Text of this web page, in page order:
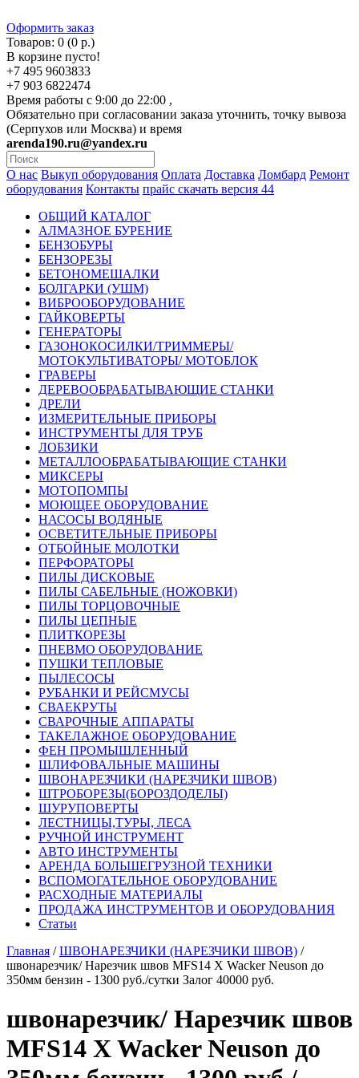
Оформить заказ
Товаров: 0 (0 р.)
В корзине пусто!
+7 495 9603833
+7 903 6822474
Время работы с 9:00 до 22:00 ,
Обязательно при согласовании заказа уточнить, точку вывоза
(Серпухов или Москва) и время
arenda190.ru@yandex.ru
О нас Выкуп оборудования Оплата Доставка Ломбард Ремонт
оборудования Контакты прайс скачать версия 44
ОБЩИЙ КАТАЛОГ
АЛМАЗНОЕ БУРЕНИЕ
БЕНЗОБУРЫ
БЕНЗОРЕЗЫ
БЕТОНОМЕШАЛКИ
БОЛГАРКИ (УШМ)
ВИБРООБОРУДОВАНИЕ
ГАЙКОВЕРТЫ
ГЕНЕРАТОРЫ
ГАЗОНОКОСИЛКИ/ТРИММЕРЫ/
МОТОКУЛЬТИВАТОРЫ/ МОТОБЛОК
ГРАВЕРЫ
ДЕРЕВООБРАБАТЫВАЮЩИЕ СТАНКИ
ДРЕЛИ
ИЗМЕРИТЕЛЬНЫЕ ПРИБОРЫ
ИНСТРУМЕНТЫ ДЛЯ ТРУБ
ЛОБЗИКИ
МЕТАЛЛООБРАБАТЫВАЮЩИЕ СТАНКИ
МИКСЕРЫ
МОТОПОМПЫ
МОЮЩЕЕ ОБОРУДОВАНИЕ
НАСОСЫ ВОДЯНЫЕ
ОСВЕТИТЕЛЬНЫЕ ПРИБОРЫ
ОТБОЙНЫЕ МОЛОТКИ
ПЕРФОРАТОРЫ
ПИЛЫ ДИСКОВЫЕ
ПИЛЫ САБЕЛЬНЫЕ (НОЖОВКИ)
ПИЛЫ ТОРЦОВОЧНЫЕ
ПИЛЫ ЦЕПНЫЕ
ПЛИТКОРЕЗЫ
ПНЕВМО ОБОРУДОВАНИЕ
ПУШКИ ТЕПЛОВЫЕ
ПЫЛЕСОСЫ
РУБАНКИ И РЕЙСМУСЫ
СВАЕКРУТЫ
СВАРОЧНЫЕ АППАРАТЫ
ТАКЕЛАЖНОЕ ОБОРУДОВАНИЕ
ФЕН ПРОМЫШЛЕННЫЙ
ШЛИФОВАЛЬНЫЕ МАШИНЫ
ШВОНАРЕЗЧИКИ (НАРЕЗЧИКИ ШВОВ)
ШТРОБОРЕЗЫ(БОРОЗДОДЕЛЫ)
ШУРУПОВЕРТЫ
ЛЕСТНИЦЫ,ТУРЫ, ЛЕСА
РУЧНОЙ ИНСТРУМЕНТ
АВТО ИНСТРУМЕНТЫ
АРЕНДА БОЛЬШЕГРУЗНОЙ ТЕХНИКИ
ВСПОМОГАТЕЛЬНОЕ ОБОРУДОВАНИЕ
РАСХОДНЫЕ МАТЕРИАЛЫ
ПРОДАЖА ИНСТРУМЕНТОВ И ОБОРУДОВАНИЯ
Статьи
Главная /ШВОНАРЕЗЧИКИ (НАРЕЗЧИКИ ШВОВ) /
швонарезчик/ Нарезчик швов MFS14 X Wacker Neuson до
350мм бензин - 1300 руб./сутки Залог 40000 руб.
швонарезчик/ Нарезчик швов
MFS14 X Wacker Neuson до